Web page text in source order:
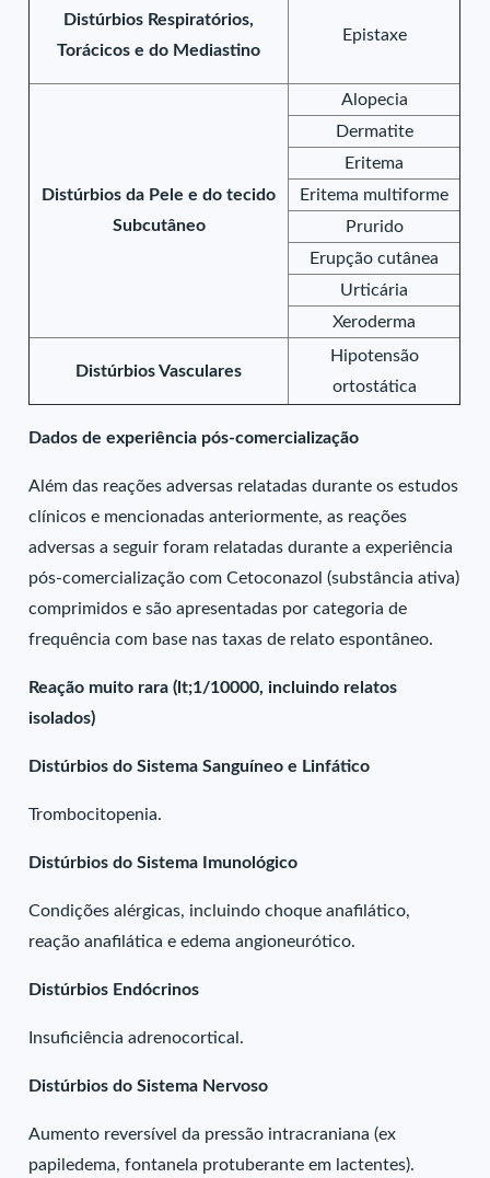
Distúrbios Respiratórios,
Torácicos e do Mediastino
Epistaxe
Distúrbios da Pele e do tecido
Subcutâneo
Alopecia
Dermatite
Eritema
Eritema multiforme
Prurido
Erupção cutânea
Urticária
Xeroderma
Distúrbios Vasculares
Hipotensão
ortostática
Dados de experiência pós-comercialização
Além das reações adversas relatadas durante os estudos
clínicos e mencionadas anteriormente, as reações
adversas a seguir foram relatadas durante a experiência
pós-comercialização com Cetoconazol (substância ativa)
comprimidos e são apresentadas por categoria de
frequência com base nas taxas de relato espontâneo.
Reação muito rara (lt;1/10000, incluindo relatos
isolados)
Distúrbios do Sistema Sanguíneo e Linfático
Trombocitopenia.
Distúrbios do Sistema Imunológico
Condições alérgicas, incluindo choque anafilático,
reação anafilática e edema angioneurótico.
Distúrbios Endócrinos
Insuficiência adrenocortical.
Distúrbios do Sistema Nervoso
Aumento reversível da pressão intracraniana (ex
papiledema, fontanela protuberante em lactentes).